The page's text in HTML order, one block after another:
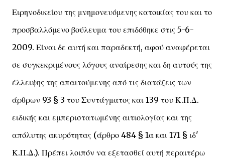
Ειρηνοδικείου της μνημονευόμενης κατοικίας του και το
προσβαλλόμενο βούλευμα του επιδόθηκε στις 5-6-
2009. Είναι δε αυτή και παραδεκτή, αφού αναφέρεται
σε συγκεκριμένους λόγους αναίρεσης και δη αυτούς της
έλλειψης της απαιτούμενης από τις διατάξεις των
άρθρων 93 § 3 του Συντάγματος και 139 του Κ.Π.Δ.
ειδικής και εμπεριστατωμένης αιτιολογίας και της
απόλυτης ακυρότητας (άρθρο 484 § 1α και 171 § ιδ'
Κ.Π.Δ.). Πρέπει λοιπόν να εξετασθεί αυτή περαιτέρω